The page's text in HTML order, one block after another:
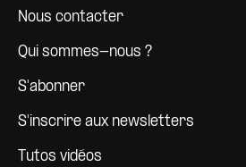
Nous contacter
Qui sommes-nous ?
S'abonner
S'inscrire aux newsletters
Tutos vidéos